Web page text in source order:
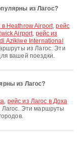
из Лагос?
в Heathrow Airport,рейс
Airport, рейс из
Azikiwe International
из Лагос. Эти
вашей поездки.
из Лагос?
, рейс из Лагос в Доха
Эти маршруты